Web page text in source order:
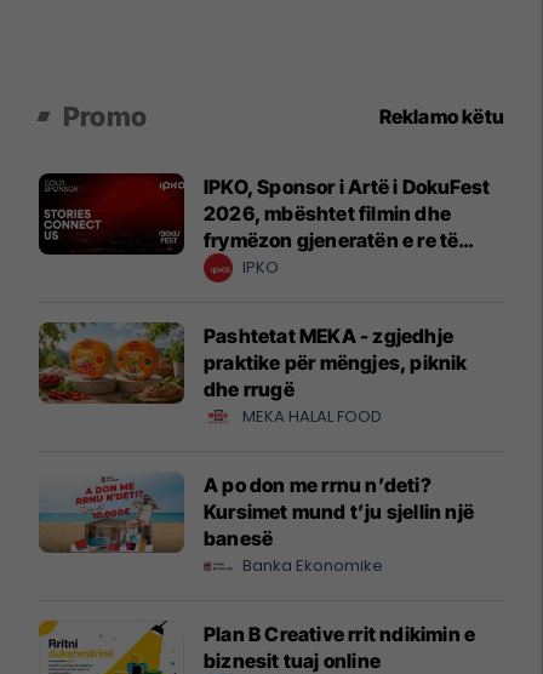
Promo Reklamo këtu
IPKO, Sponsor i Artë i DokuFest
2026, mbështet filmin dhe
frymëzon gjeneratën e re të
krijuesve
IPKO
Pashtetat MEKA - zgjedhje
praktike për mëngjes, piknik
dhe rrugë
MEKA HALAL FOOD
A po don me rrnu n’deti?
Kursimet mund t’ju sjellin një
banesë
Banka Ekonomike
Plan B Creative rrit ndikimin e
biznesit tuaj online